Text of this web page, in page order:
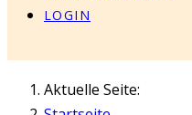
LOGIN
Aktuelle Seite: